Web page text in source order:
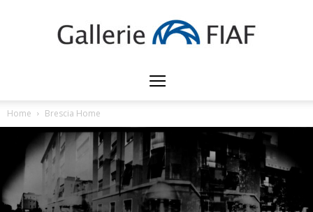
Gallerie
FIAF
Home Brescia Home